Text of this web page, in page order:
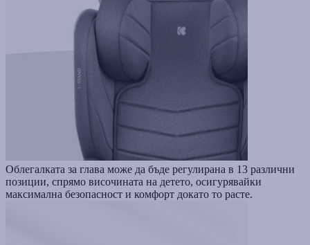
Облегалката за глава може да бъде регулирана в 13 различни
позиции, спрямо височината на детето, осигурявайки
максимална безопасност и комфорт докато то расте.